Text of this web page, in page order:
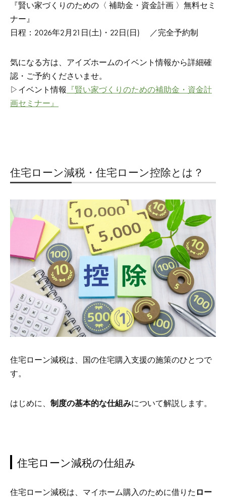
『賢い家づくりのための〈 補助金・資金計画 〉無料セミ
ナー』
日程：2026年2月21日(土)・22日(日) ／完全予約制
気になる方は、アイズホームのイベント情報から詳細確
認・ご予約くださいませ。
▷イベント情報 『賢い家づくりのための補助金・資金計
画セミナー』
住宅ローン減税・住宅ローン控除とは？
住宅ローン減税は、国の住宅購入支援の施策のひとつで
す。
はじめに、 制度の基本的な仕組みについて解説します。
住宅ローン減税の仕組み
住宅ローン減税は、マイホーム購入のために借りた ロー